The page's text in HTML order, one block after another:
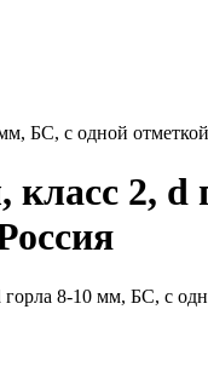
БС, с одной
2, d